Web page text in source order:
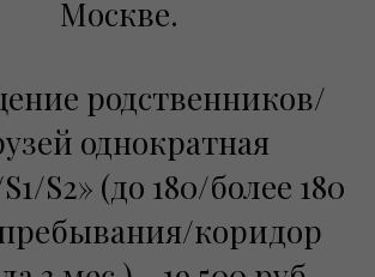
Москве.
родственников/
однократная
S2» (до 180/более 180
коридор